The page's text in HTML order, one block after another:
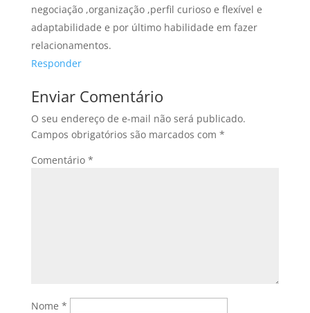
negociação ,organização ,perfil curioso e flexível e
adaptabilidade e por último habilidade em fazer
relacionamentos.
Responder
Enviar Comentário
O seu endereço de e-mail não será publicado.
Campos obrigatórios são marcados com *
Comentário *
Nome *